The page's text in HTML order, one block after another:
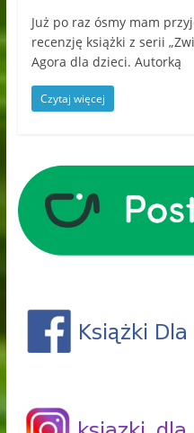
Już po raz ósmy mam
recenzję książki z serii
Agora dla dzieci. Autorką
Czytaj więcej